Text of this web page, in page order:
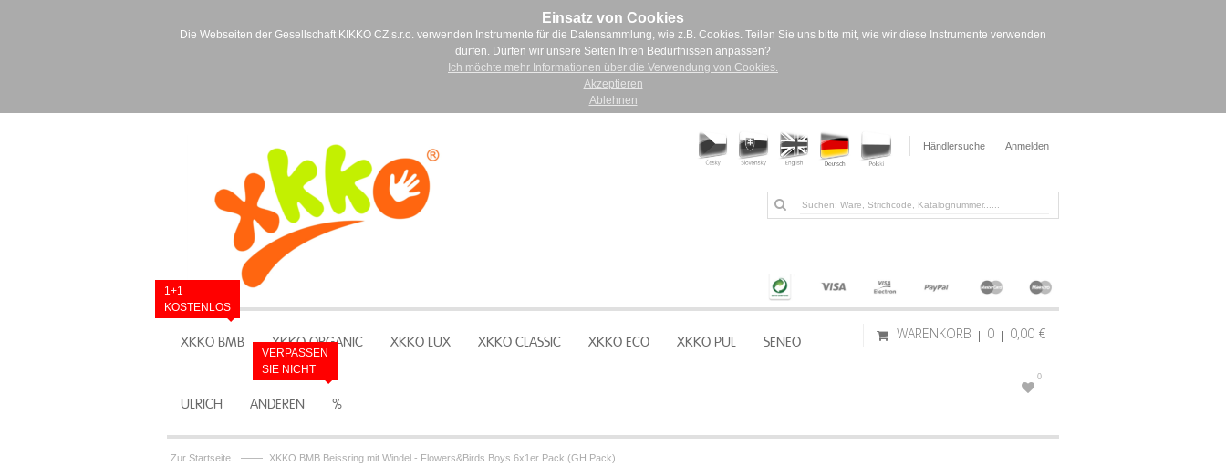
Einsatz von Cookies
Die Webseiten der Gesellschaft KIKKO CZ s.r.o. verwenden Instrumente für die Datensammlung, wie z.B. Cookies. Teilen Sie uns bitte mit, wie wir diese Instrumente verwenden
dürfen. Dürfen wir unsere Seiten Ihren Bedürfnissen anpassen?
Ich möchte mehr Informationen über die Verwendung von Cookies.
Akzeptieren
Ablehnen
Händlersuche Anmelden
XKKO BMB
1+1
KOSTENLOS
XKKO ORGANIC XKKO LUX XKKO CLASSIC XKKO ECO XKKO PUL SENEO
ULRICH ANDEREN %
VERPASSEN
SIE NICHT
WARENKORB 0 0,00 €
0
Zur Startseite —— XKKO BMB Beissring mit Windel - Flowers&Birds Boys 6x1er Pack (GH Pack)